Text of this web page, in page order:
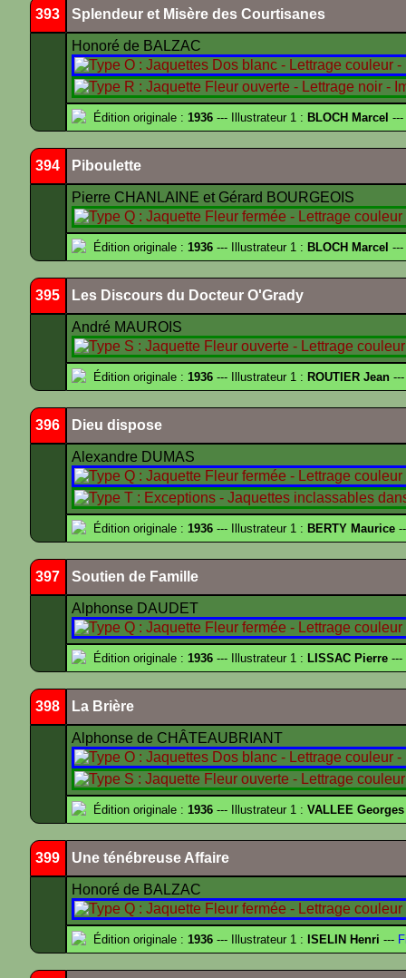
393 Splendeur et Misère des Courtisanes
Honoré de BALZAC
Édition originale : 1936 --- Illustrateur 1 : BLOCH Marcel ---
394 Piboulette
Pierre CHANLAINE et Gérard BOURGEOIS
Édition originale : 1936 --- Illustrateur 1 : BLOCH Marcel ---
395 Les Discours du Docteur O'Grady
André MAUROIS
Édition originale : 1936 --- Illustrateur 1 : ROUTIER Jean ---
396 Dieu dispose
Alexandre DUMAS
Édition originale : 1936 --- Illustrateur 1 : BERTY Maurice
397 Soutien de Famille
Alphonse DAUDET
Édition originale : 1936 --- Illustrateur 1 : LISSAC Pierre ---
398 La Brière
Alphonse de CHÂTEAUBRIANT
Édition originale : 1936 --- Illustrateur 1 : VALLEE Georges
399 Une ténébreuse Affaire
Honoré de BALZAC
Édition originale : 1936 --- Illustrateur 1 : ISELIN Henri ---